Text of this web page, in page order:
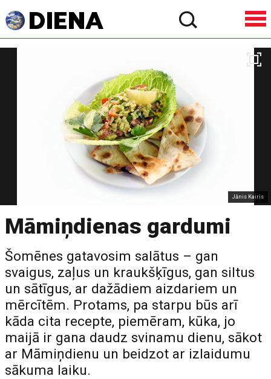
Jānis Kairis
Māmiņdienas gardumi
Šomēnes gatavosim salātus – gan
svaigus, zaļus un kraukšķīgus, gan siltus
un sātīgus, ar dažādiem aizdariem un
mērcītēm. Protams, pa starpu būs arī
kāda cita recepte, piemēram, kūka, jo
maijā ir gana daudz svinamu dienu, sākot
ar Māmiņdienu un beidzot ar izlaidumu
sākuma laiku.